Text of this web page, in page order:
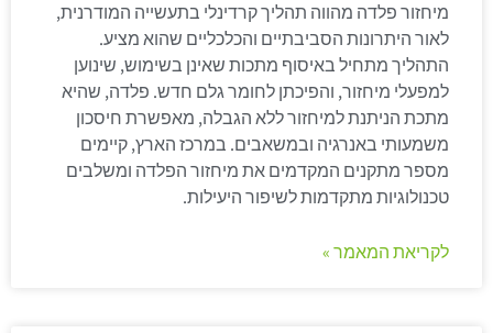
מיחזור פלדה מהווה תהליך קרדינלי בתעשייה המודרנית,
לאור היתרונות הסביבתיים והכלכליים שהוא מציע.
התהליך מתחיל באיסוף מתכות שאינן בשימוש, שינוען
למפעלי מיחזור, והפיכתן לחומר גלם חדש. פלדה, שהיא
מתכת הניתנת למיחזור ללא הגבלה, מאפשרת חיסכון
משמעותי באנרגיה ובמשאבים. במרכז הארץ, קיימים
מספר מתקנים המקדמים את מיחזור הפלדה ומשלבים
טכנולוגיות מתקדמות לשיפור היעילות.
לקריאת המאמר »